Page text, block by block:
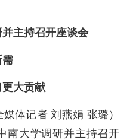
主持召开座谈会
需
大贡献
体记者 刘燕娟 张璐）
南大学调研并主持召开